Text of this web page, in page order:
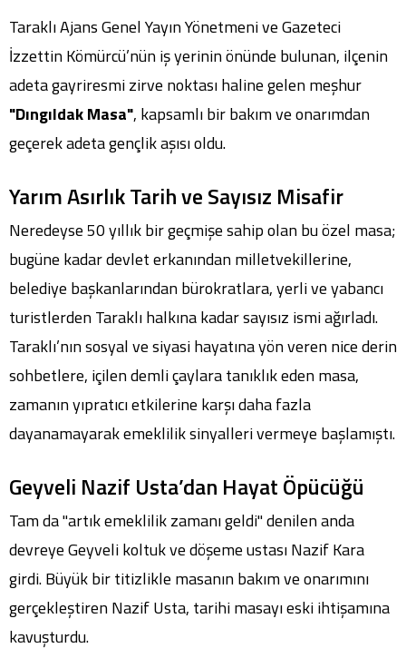
Taraklı Ajans Genel Yayın Yönetmeni ve Gazeteci
İzzettin Kömürcü’nün iş yerinin önünde bulunan, ilçenin
adeta gayriresmi zirve noktası haline gelen meşhur
"Dıngıldak Masa", kapsamlı bir bakım ve onarımdan
geçerek adeta gençlik aşısı oldu.
Yarım Asırlık Tarih ve Sayısız Misafir
Neredeyse 50 yıllık bir geçmişe sahip olan bu özel masa;
bugüne kadar devlet erkanından milletvekillerine,
belediye başkanlarından bürokratlara, yerli ve yabancı
turistlerden Taraklı halkına kadar sayısız ismi ağırladı.
Taraklı’nın sosyal ve siyasi hayatına yön veren nice derin
sohbetlere, içilen demli çaylara tanıklık eden masa,
zamanın yıpratıcı etkilerine karşı daha fazla
dayanamayarak emeklilik sinyalleri vermeye başlamıştı.
Geyveli Nazif Usta’dan Hayat Öpücüğü
Tam da "artık emeklilik zamanı geldi" denilen anda
devreye Geyveli koltuk ve döşeme ustası Nazif Kara
girdi. Büyük bir titizlikle masanın bakım ve onarımını
gerçekleştiren Nazif Usta, tarihi masayı eski ihtişamına
kavuşturdu.